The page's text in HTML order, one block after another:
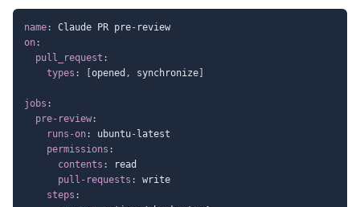
name: Claude PR pre-
on:
pull_request :
types : opened , synchronize
jobs :
pre-review:
runs-on: ubuntu- latest
permissions :
contents :
read
pull-requests :
write
steps :